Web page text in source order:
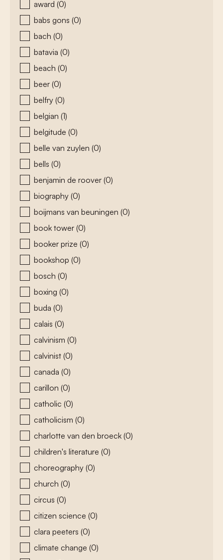
award (0)
babs gons (0)
bach (0)
batavia (0)
beach (0)
beer (0)
belfry (0)
belgian (1)
belgitude (0)
belle van zuylen (0)
bells (0)
benjamin de roover (0)
biography (0)
boijmans van beuningen (0)
book tower (0)
booker prize (0)
bookshop (0)
bosch (0)
boxing (0)
buda (0)
calais (0)
calvinism (0)
calvinist (0)
canada (0)
carillon (0)
catholic (0)
catholicism (0)
charlotte van den broeck (0)
children's literature (0)
choreography (0)
church (0)
circus (0)
citizen science (0)
clara peeters (0)
climate change (0)